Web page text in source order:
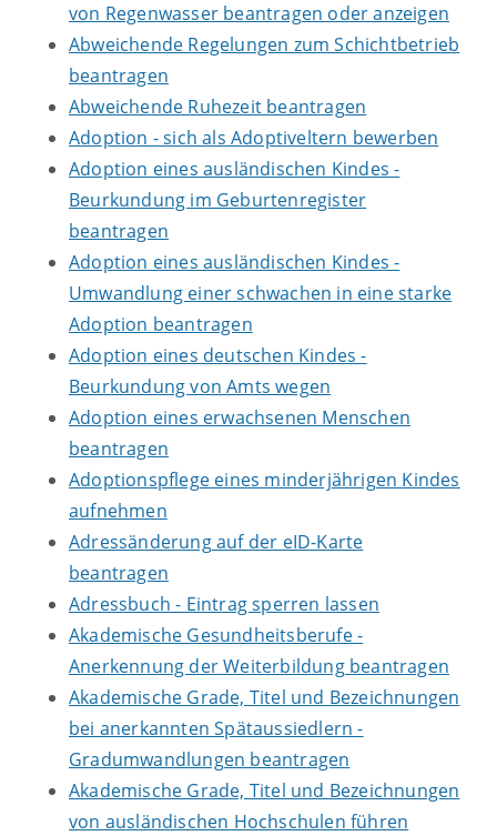
von Regenwasser beantragen oder anzeigen
Abweichende Regelungen zum Schichtbetrieb
beantragen
Abweichende Ruhezeit beantragen
Adoption - sich als Adoptiveltern bewerben
Adoption eines ausländischen Kindes -
Beurkundung im Geburtenregister
beantragen
Adoption eines ausländischen Kindes -
Umwandlung einer schwachen in eine starke
Adoption beantragen
Adoption eines deutschen Kindes -
Beurkundung von Amts wegen
Adoption eines erwachsenen Menschen
beantragen
Adoptionspflege eines minderjährigen Kindes
aufnehmen
Adressänderung auf der eID-Karte
beantragen
Adressbuch - Eintrag sperren lassen
Akademische Gesundheitsberufe -
Anerkennung der Weiterbildung beantragen
Akademische Grade, Titel und Bezeichnungen
bei anerkannten Spätaussiedlern -
Gradumwandlungen beantragen
Akademische Grade, Titel und Bezeichnungen
von ausländischen Hochschulen führen